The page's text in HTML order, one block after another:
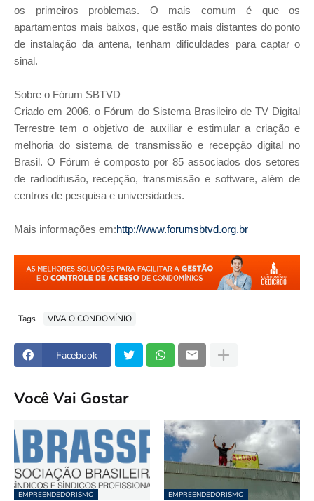
os primeiros problemas. O mais comum é que os
apartamentos mais baixos, que estão mais distantes do ponto
de instalação da antena, tenham dificuldades para captar o
sinal.
Sobre o Fórum SBTVD
Criado em 2006, o Fórum do Sistema Brasileiro de TV Digital
Terrestre tem o objetivo de auxiliar e estimular a criação e
melhoria do sistema de transmissão e recepção digital no
Brasil. O Fórum é composto por 85 associados dos setores
de radiodifusão, recepção, transmissão e software, além de
centros de pesquisa e universidades.
Mais informações em:http://www.forumsbtvd.org.br
Tags VIVA O CONDOMÍNIO
Facebook
Você Vai Gostar
EMPREENDEDORISMO EMPREENDEDORISMO